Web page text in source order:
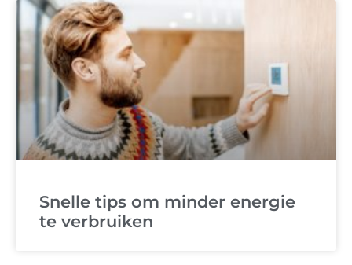
Snelle tips om minder energie
te verbruiken